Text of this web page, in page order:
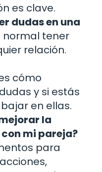
es clave.
dudas en una
normal tener
relación.
cómo
y si estás
en ellas.
la
mi pareja?
para